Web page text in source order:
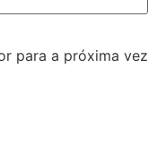
para a próxima vez